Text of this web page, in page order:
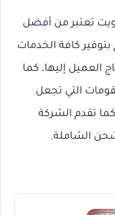
تعتبر من أفضل
كافة الخدمات
العميل إليها، كما
التي تجعل
تقدم الشركة